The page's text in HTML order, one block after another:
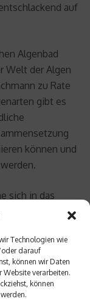
Technologien wie
oder darauf
können wir Daten
verarbeiten.
können
auf
Algenbad
Welt der Algen
zu Rate
gibt es
können und
sich in das
nimmt am
Unter
Anwendungen,
kommen.
warmes